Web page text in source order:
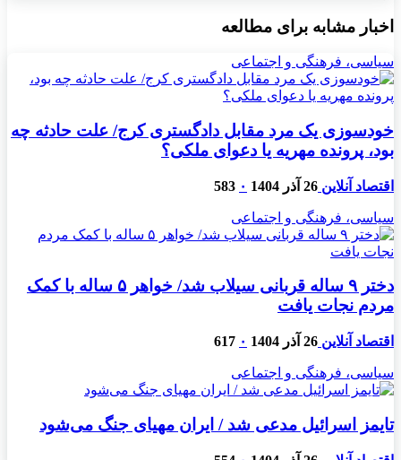
اخبار مشابه برای مطالعه
سیاسی، فرهنگی و اجتماعی
خودسوزی یک مرد مقابل دادگستری کرج/ علت حادثه چه
بود، پرونده مهریه‌ یا دعوای ملکی؟
اقتصاد آنلاین 26 آذر 1404 ۰ 583
سیاسی، فرهنگی و اجتماعی
دختر ۹ ساله قربانی سیلاب شد/ خواهر ۵ ساله با کمک
مردم نجات یافت
اقتصاد آنلاین 26 آذر 1404 ۰ 617
سیاسی، فرهنگی و اجتماعی
تایمز اسرائیل مدعی شد / ایران مهیای جنگ می‌شود